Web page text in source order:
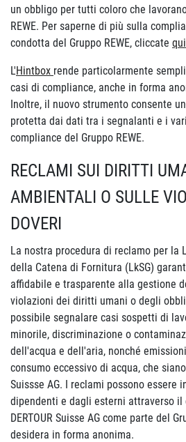
un obbligo per tutti coloro che
REWE. Per saperne di più sulla
condotta del Gruppo REWE, cliccate qui
L'Hintbox rende particolarmente
casi di compliance, anche in forma
Inoltre, il nuovo strumento consente
protetta dai dati tra i segnalanti e i
compliance del Gruppo REWE.
RECLAMI SUI DIRITTI
AMBIENTALI O SULLE
DOVERI
La nostra procedura di reclamo per la
della Catena di Fornitura (LkSG)
affidabile e trasparente alla gestione
violazioni dei diritti umani o degli
possibile segnalare casi sospetti di
minorile, discriminazione o
dell'acqua e dell'aria, nonché
consumo eccessivo di acqua, che
Suissse AG. I reclami possono
dipendenti e dagli esterni attraverso il
DERTOUR Suisse AG come parte del
desidera in forma anonima.